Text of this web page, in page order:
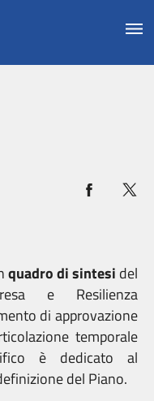
quadro di sintesi del
e Resilienza
di approvazione
temporale
è dedicato al
del Piano.